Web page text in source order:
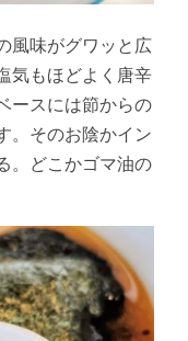
風味がグワッと広
気もほどよく唐辛
ースには節からの
。そのお陰かイン
。どこかゴマ油の